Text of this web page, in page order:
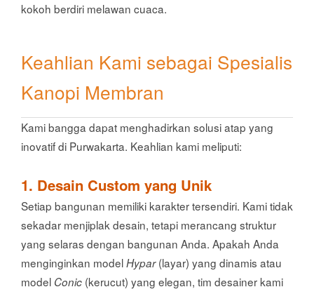
kokoh berdiri melawan cuaca.
Keahlian Kami sebagai Spesialis
Kanopi Membran
Kami bangga dapat menghadirkan solusi atap yang
inovatif di Purwakarta. Keahlian kami meliputi:
1. Desain Custom yang Unik
Setiap bangunan memiliki karakter tersendiri. Kami tidak
sekadar menjiplak desain, tetapi merancang struktur
yang selaras dengan bangunan Anda. Apakah Anda
menginginkan modelHypar(layar) yang dinamis atau
model Conic (kerucut) yang elegan, tim desainer kami